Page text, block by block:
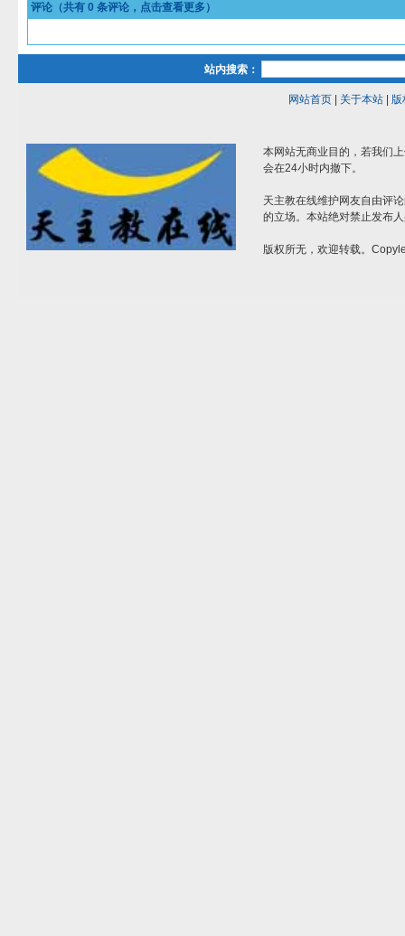
评论（共有 0 条评论，点击查看更多）
站内搜索：
网站首页| 关于本站| 版
本网站无商业目的，若我们
会在24小时内撤下。
天主教在线维护网友自由评
的立场。本站绝对禁止发布
版权所无，欢迎转载。